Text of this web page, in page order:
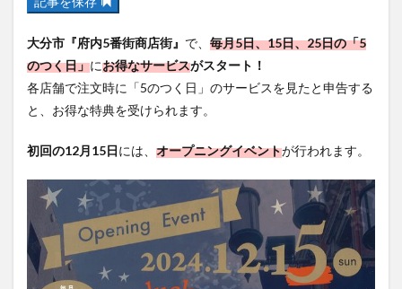
大分市『府内5番街商店街』 で、 毎月5日、15日、25日の「5
のつく日」にお得なサービスがスタート！
各店舗で注文時に「5のつく日」のサービスを見たと申告する
と、お得な特典を受けられます。
初回の12月15日には、 オープニングイベントが行われます。
ビアガーデン
ヘルシー
ペスカトーレ
ペット
ホーバークラフト
ミヤマキリシマ
ラクテンチ
ラバーダック
ランチ
佐伯市
佐伯市ランチ 佐賀関
体験レポ
保護猫
催事 公園 冬
別府
別府市
別府観光 古国府 古墳
古物
古着
台湾料理 和定食 和菓子
和食